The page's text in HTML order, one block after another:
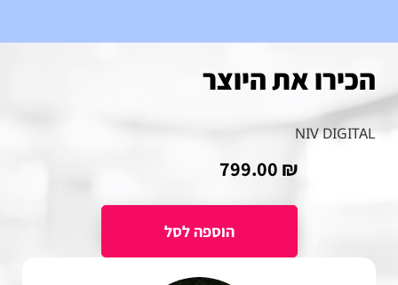
הכירו את היוצר
NIV DIGITAL
799.00 ₪